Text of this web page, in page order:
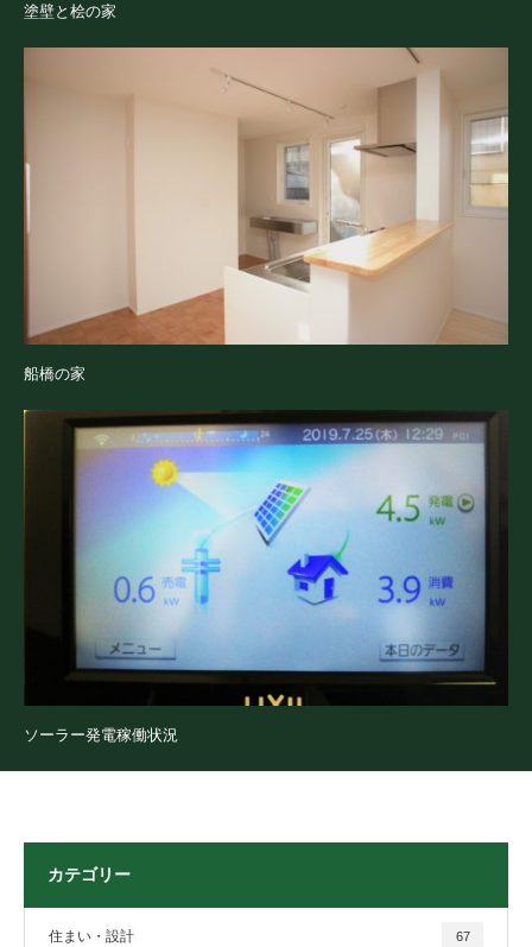
塗壁と桧の家
船橋の家
ソーラー発電稼働状況
カテゴリー
住まい・設計 67